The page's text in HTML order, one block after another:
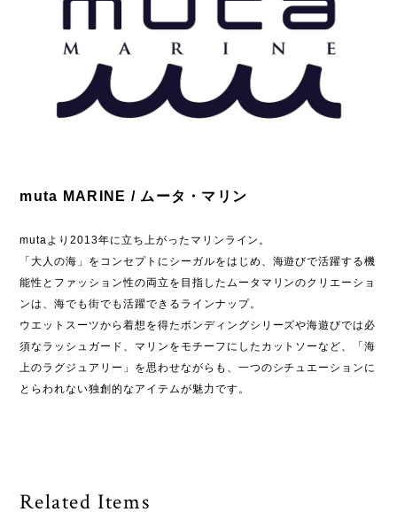
muta MARINE / ムータ・マリン
mutaより2013年に立ち上がったマリンライン。
「大人の海」をコンセプトにシーガルをはじめ、海遊びで活躍する機
能性とファッション性の両立を目指したムータマリンのクリエーショ
ンは、海でも街でも活躍できるラインナップ。
ウエットスーツから着想を得たボンディングシリーズや海遊びでは必
須なラッシュガード、マリンをモチーフにしたカットソーなど、「海
上のラグジュアリー」を思わせながらも、一つのシチュエーションに
とらわれない独創的なアイテムが魅力です。
Related Items